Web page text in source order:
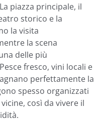
piazza principale, il
storico e la
la visita
la scena
delle più
fresco, vini locali e
perfettamente la
spesso organizzati
così da vivere il